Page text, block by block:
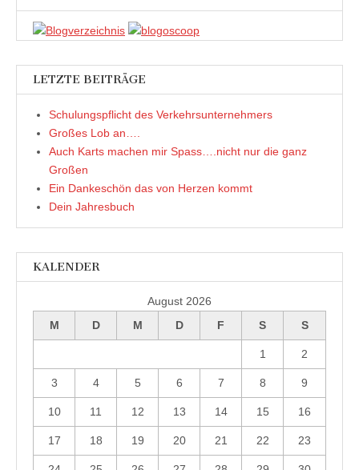
n
t
)
LETZTE BEITRÄGE
Schulungspflicht des Verkehrsunternehmers
Großes Lob an….
Auch Karts machen mir Spass….nicht nur die ganz
Großen
Ein Dankeschön das von Herzen kommt
Dein Jahresbuch
KALENDER
August 2026
M
D M D F S S
1 2
3 4 5 6 7 8 9
10 11 12 13 14 15 16
17 18 19 20 21 22 23